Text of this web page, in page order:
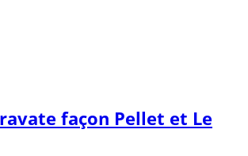
façon Pellet et Le